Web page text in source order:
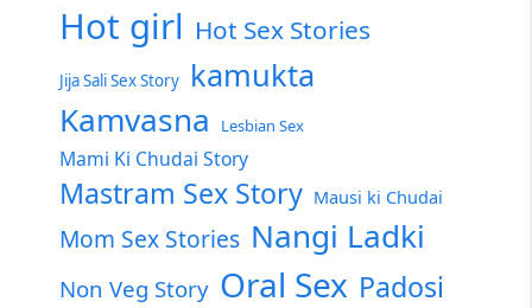
Hot girl Hot Sex Stories
Jija Sali Sex Story kamukta
Kamvasna Lesbian Sex
Mami Ki Chudai Story
Mastram Sex Story Mausi ki Chudai
Mom Sex Stories Nangi Ladki
Non Veg Story Oral Sex Padosi